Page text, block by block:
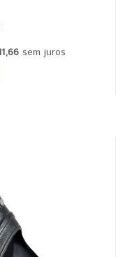
sem juros